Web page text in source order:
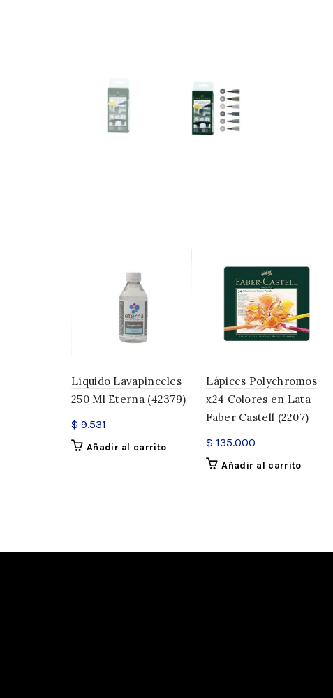
Líquido Lavapinceles
250 Ml Eterna (42379)
$ 9.531
Añadir al carrito
Lápices Polychromos
x24 Colores en Lata
Faber Castell (2207)
$ 135.000
Añadir al carrito